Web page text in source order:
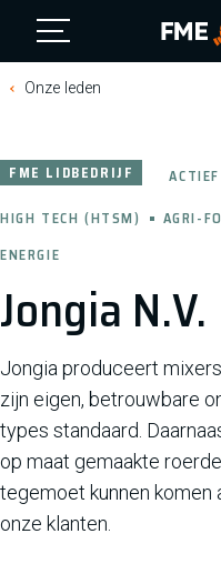
FME
Onze leden
Jongia N.V.
FME LIDBEDRIJF
HIGH TECH (HTSM)
AGRI-
ENERGIE
Jongia produceert
zijn eigen, betrouwbare
types standaard.
op maat gemaakte
tegemoet kunnen komen
onze klanten.